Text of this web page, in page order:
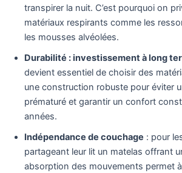
transpirer la nuit. C’est pourquoi on
matériaux respirants comme les
les mousses alvéolées.
Durabilité : investissement à long
devient essentiel de choisir des
une construction robuste pour éviter
prématuré et garantir un confort
années.
Indépendance de couchage : pour
partageant leur lit un matelas offrant
absorption des mouvements permet